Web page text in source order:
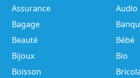
Assurance
Audio
Bagage
Beauté
Bébé
Bijoux
Bio
Boisson